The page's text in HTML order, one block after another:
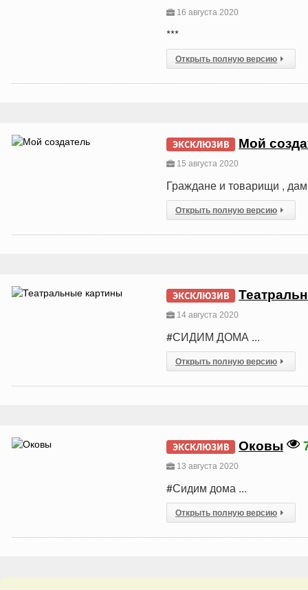
16 августа 2020
***
Открыть полную версию
ЭКСКЛЮЗИВ Мой
15 августа 2020
Граждане и товарищи ,
Открыть полную версию
ЭКСКЛЮЗИВ
14 августа 2020
#СИДИМ ДОМА ...
Открыть полную версию
ЭКСКЛЮЗИВ Оковы
13 августа 2020
#Сидим дома ...
Открыть полную версию